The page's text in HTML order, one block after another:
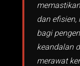
dan
bagi
keandalan
merawat